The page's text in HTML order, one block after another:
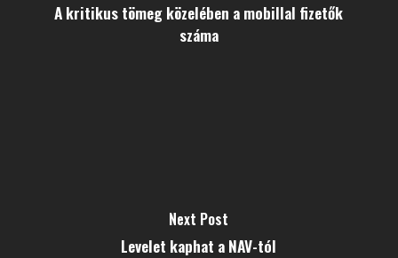
A kritikus tömeg közelében a mobillal fizetők
száma
Next Post
Levelet kaphat a NAV-tól